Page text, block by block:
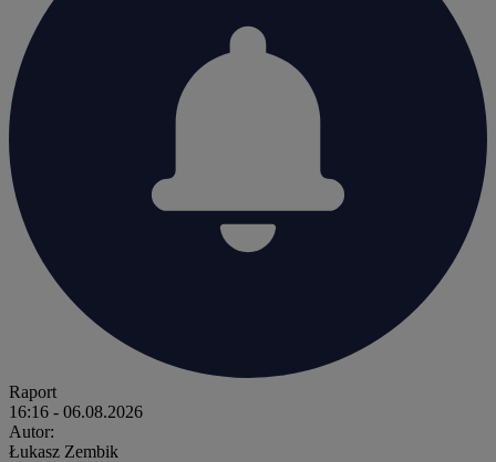
Raport
16:16 - 06.08.2026
Autor:
Łukasz Zembik